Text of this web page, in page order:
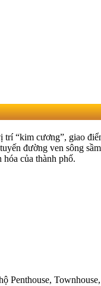
“kim cương”, giao
đường ven sông
của thành phố.
Penthouse,